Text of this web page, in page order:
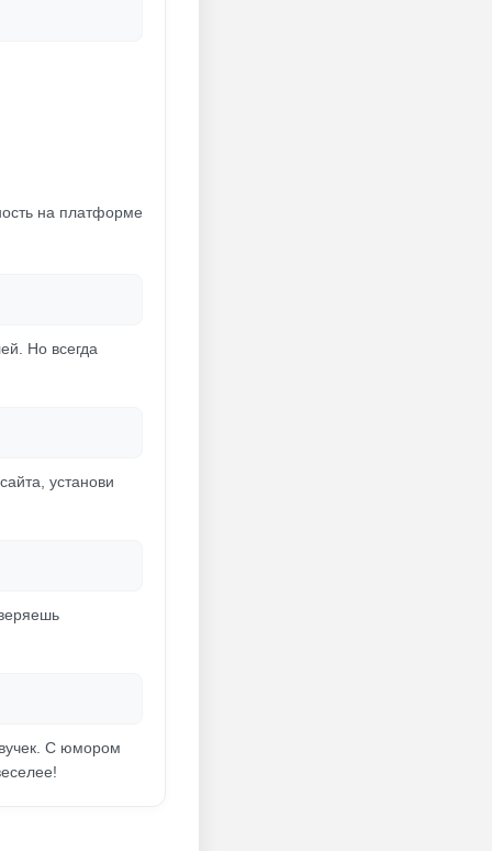
на платформе
Но всегда
установи
С юмором